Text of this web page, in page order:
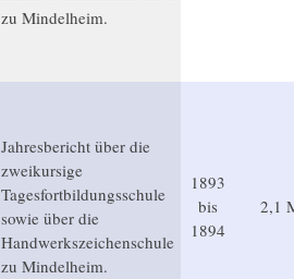
zu Mindelheim.
Jahresbericht über die
zweikursige
Tagesfortbildungsschule
sowie über die
Handwerkszeichenschule
zu Mindelheim.
1893
bis
1894
2,1